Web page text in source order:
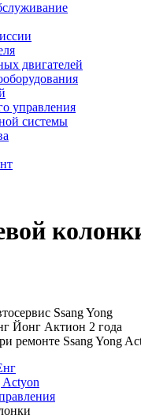
двигателей
управления
системы
Ssang Yong
Йонг Актион 2 года
ремонте Ssang Yong
Actyon